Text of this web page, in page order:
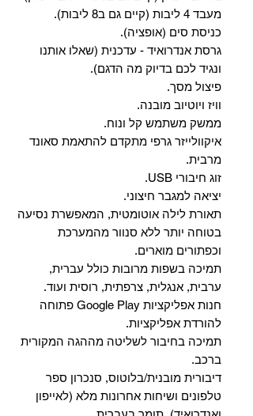
מעבד 4 ליבות (קיים גם ב8 ליבות).
כניסת סים (אופציה).
גרסת אנדרואיד - עדכנית (שאלו אותנו
ונגיד לכם בדיוק מה הדגם).
פיצול מסך.
וויז ויוטיוב מובנה.
ממשק משתמש קל ונוח.
איקוולייזר גרפי מתקדם להתאמת סאונד
מרבית.
זוג חיבורי USB.
יציאה למגבר חיצוני.
תאורת לילה אוטומטית, המאפשרת נסיעה
בטוחה יותר ללא סנוור מהמערכת
וכפתורים מוארים.
תמיכה בשפות מרובות כולל עברית,
ערבית, אנגלית, צרפתית, רוסית ועוד.
‏חנות אפליקציות Google Play פתוחה
להורדת אפליקציות.
‏תמיכה בחיבור לשליטה מההגה המקורית
ברכב.
‏דיבורית מובנית/בלוטוס, ‏סנכרון ספר
טלפונים ושיחות אחרונות מלא (לאייפון